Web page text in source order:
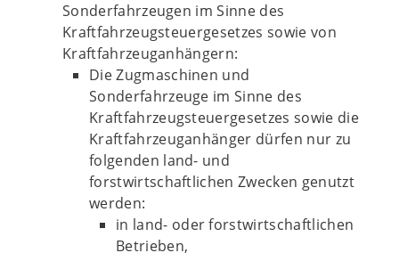
Sonderfahrzeugen im Sinne des
Kraftfahrzeugsteuergesetzes sowie von
Kraftfahrzeuganhängern:
Die Zugmaschinen und
Sonderfahrzeuge im Sinne des
Kraftfahrzeugsteuergesetzes sowie die
Kraftfahrzeuganhänger dürfen nur zu
folgenden land- und
forstwirtschaftlichen Zwecken genutzt
werden:
in land- oder forstwirtschaftlichen
Betrieben,